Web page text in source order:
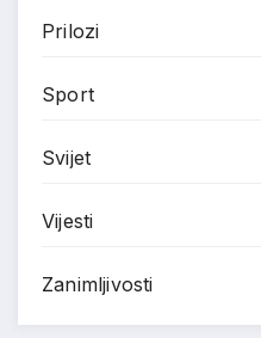
Prilozi
Sport
Svijet
Vijesti
Zanimljivosti